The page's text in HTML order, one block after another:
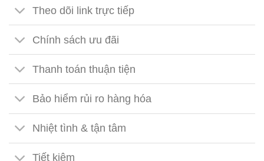
Theo dõi link trực tiếp
Chính sách ưu đãi
Thanh toán thuận tiện
Bảo hiểm rủi ro hàng hóa
Nhiệt tình & tận tâm
Tiết kiệm